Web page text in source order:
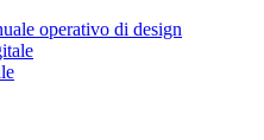
operativo di design